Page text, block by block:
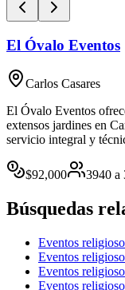
El Óvalo Eventos
Carlos Casares
El Óvalo Eventos
extensos jardines en
servicio integral y
$92,000 3940 a
Búsquedas
Eventos
Eventos
Eventos
Eventos